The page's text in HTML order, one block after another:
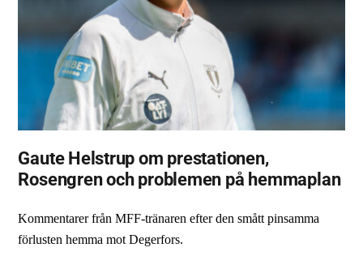
Gaute Helstrup om prestationen,
Rosengren och problemen på hemmaplan
Kommentarer från MFF-tränaren efter den smått pinsamma
förlusten hemma mot Degerfors.